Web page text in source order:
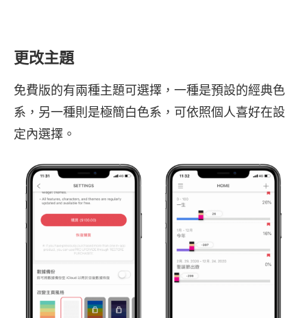
更改主題
免費版的有兩種主題可選擇，一種是預設的經典色
系，另一種則是極簡白色系，可依照個人喜好在設
定內選擇。